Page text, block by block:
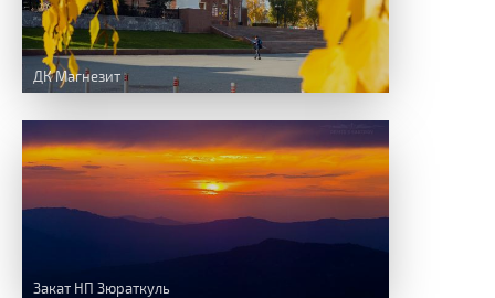
ДК Магнезит
Закат НП Зюраткуль